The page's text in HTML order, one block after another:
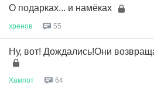
О подарках... и намёках
хренов 55
Ну, вот! Дождались!Они
Хампот 64